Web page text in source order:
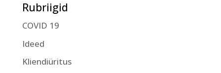
Rubriigid
COVID 19
Ideed
Kliendiüritus